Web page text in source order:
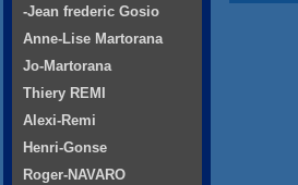
-Jean frederic Gosio
Anne-Lise Martorana
Jo-Martorana
Thiery REMI
Alexi-Remi
Henri-Gonse
Roger-NAVARO